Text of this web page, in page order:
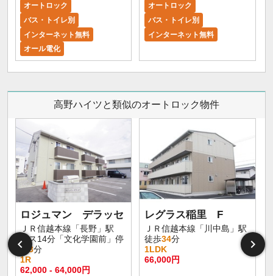
オートロック
バス・トイレ別
インターネット無料
オール電化
オートロック
バス・トイレ別
インターネット無料
高野ハイツと類似のオートロック物件
ロジュマン デラッセ
ＪＲ信越本線「長野」駅
バス14分「文化学園前」停
歩 3分
1R
62,000 - 64,000円
レグラス稲里 F
ＪＲ信越本線「川中島」駅
徒歩34分
1LDK
66,000円